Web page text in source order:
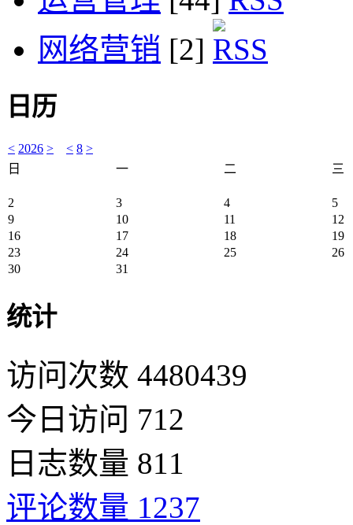
网络营销 [2]
日历
< 2026 > < 8 >
日
一 二 三
2 3 4
5
9
10 11
12
16
17 18
19
23
24 25
26
30
31
统计
访问次数 4480439
今日访问 712
日志数量 811
评论数量 1237